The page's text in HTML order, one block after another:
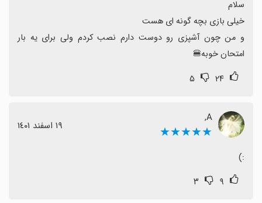
امتحان خوبه🍔
۲۴ ۵
‌A,
★★★★★ ١٩ اسفند ١٤٠١
:)
۹ ۳